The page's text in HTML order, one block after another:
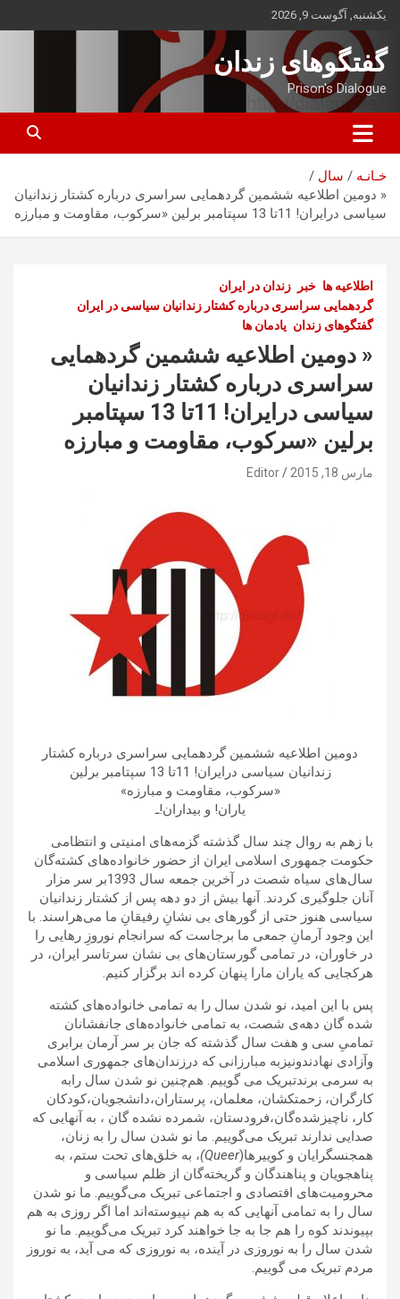
بروید
یکشنبه, آگوست 9, 2026
گفتگوهای زندان
Prison's Dialogue
خـانـه
سال
« دومین اطلاعیه ششمین گردهمایی سراسری درباره کشتار زندانیان
سیاسی درایران! 11تا 13 سپتامبر برلین «سرکوب، مقاومت و مبارزه
اطلاعیه ها خبر
زندان در ایران
گردهمایی سراسری درباره کشتار زندانیان سیاسی در ایران
گفتگوهای زندان یادمان ها
« دومین اطلاعیه ششمین گردهمایی
سراسری درباره کشتار زندانیان
سیاسی درایران! 11تا 13 سپتامبر
برلین «سرکوب، مقاومت و مبارزه
مارس 18, 2015 Editor
دومین اطلاعیه ششمین گردهمایی سراسری درباره کشتار
زندانیان سیاسی درایران! 11تا 13 سپتامبر برلین
«سرکوب، مقاومت و مبارزه»
یاران! و بیداران!ـ
با زهم به روال چند سال گذشته گزمه‌های امنیتی و انتظامی
حکومت جمهوری اسلامی ایران از حضور خانواده‌های کشته‌گان
سال‌های سیاه شصت در آخرین جمعه سال 1393بر سر مزار
آنان جلوگیری کردند. آنها بیش از دو دهه پس از کشتار زندانیان
سیاسی هنوز حتی از گورهای بی نشانِ رفیقانِ ما می‌هراسند. با
این وجود آرمانِ جمعی ما برجاست که سرانجام نوروزِ رهایی را
در خاوران، در تمامی گورستان‌های بی نشان سرتاسر ایران، در
هرکجایی که یاران مارا پنهان کرده اند برگزار کنیم.
پس با این امید، نو شدن سال را به تمامی خانواده‌های کشته
شده ‌گان دهه‌ی شصت، به تمامی خانواده‌های جانفشانان
تمامیِ سی و هفت سال گذشته که جان بر سر آرمان برابری
وآزادی نهادندونیزبه مبارزانی که درزندان‌های جمهوری اسلامی
به سرمی برندتبریک می گوییم. هم‌چنین نو شدن سال رابه
کارگران، زحمتکشان، معلمان، پرستاران،دانشجویان،کودکان
کار، ناچیزشده‌گان،فرودستان، شمرده نشده گان ، به آنهایی که
صدایی ندارند تبریک می‌گوییم. ما نو شدن سال را به زنان،
همجنسگرایان و کوییرها(Queer) ، به خلق‌های تحت ستم، به
پناهجویان و پناهندگان و گریخته‌گان از ظلم سیاسی و
محرومیت‌های اقتصادی و اجتماعی تبریک می‌گوییم. ما نو شدن
سال را به تمامی آنهایی که به هم نپیوسته‌اند اما اگر روزی به هم
بپیوندند کوه را هم جا به جا خواهند کرد تبریک می‌گوییم. ما نو
شدن سال را به نوروزی در آینده، به نوروزی که می آید، به نوروز
مردم تبریک می گوییم.